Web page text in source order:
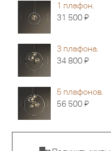
1 плафон.
31 500Я
3 плафона.
34 800Я
5 плафонов.
56 500Я